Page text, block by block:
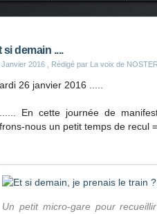
si demain ....
Janvier 2016 , Rédigé par La voix de
26 janvier 2016 .....
En cette journée de
nous un petit temps de recul =
Un petit micro-gare pour